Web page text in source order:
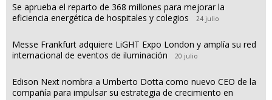
Se aprueba el reparto de 368 millones para mejorar la
eficiencia energética de hospitales y colegios
24 julio
Messe Frankfurt adquiere LiGHT Expo London y amplía su red
internacional de eventos de iluminación
20 julio
Edison Next nombra a Umberto Dotta como nuevo CEO de la
compañía para impulsar su estrategia de crecimiento en